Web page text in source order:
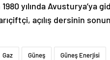
yılında Avusturya’ya
açılış dersinin
Gaz Güneş Güneş Enerjisi